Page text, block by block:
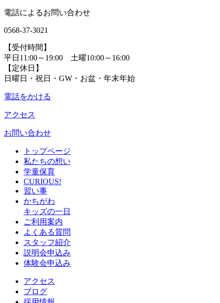
電話によるお問い合わせ
0568-37-3021
【受付時間】
平日11:00～19:00 土曜10:00～16:00
【定休日】
日曜日・祝日・GW・お盆・年末年始
電話をかける
アクセス
お問い合わせ
トップページ
私たちの想い
学童保育
CURIOUS!
習い事
かちがわ
キッズの一日
ご利用案内
よくある質問
スタッフ紹介
説明会申込み
体験会申込み
アクセス
ブログ